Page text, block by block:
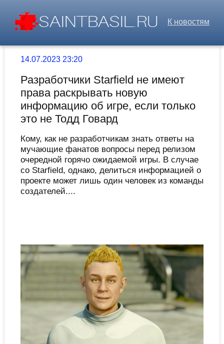
К новостям
14.07.2023 23:20
Разработчики Starfield не имеют
права раскрывать новую
информацию об игре, если только
это не Тодд Говард
Кому, как не разработчикам знать ответы на
мучающие фанатов вопросы перед релизом
очередной горячо ожидаемой игры. В случае
со Starfield, однако, делиться информацией о
проекте может лишь один человек из команды
создателей....